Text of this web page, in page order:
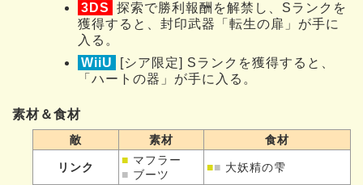
3DS
探索で勝利報酬を解禁し、Sランクを
獲得すると、封印武器「転生の扉」が手に
入る。
WiiU
[シア限定] Sランクを獲得すると、
「ハートの器」が手に入る。
素材＆食材
敵 素材 食材
リンク
■ マフラー
■ ブーツ
■■ 大妖精の雫